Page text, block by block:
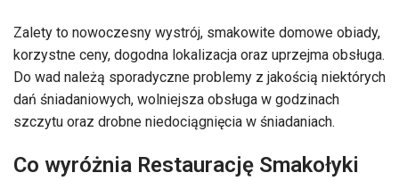
Zalety to nowoczesny wystrój, smakowite domowe obiady,
korzystne ceny, dogodna lokalizacja oraz uprzejma obsługa.
Do wad należą sporadyczne problemy z jakością niektórych
dań śniadaniowych, wolniejsza obsługa w godzinach
szczytu oraz drobne niedociągnięcia w śniadaniach.
Co wyróżnia Restaurację Smakołyki